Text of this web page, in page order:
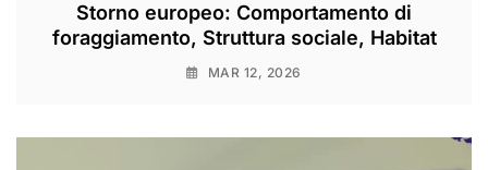
Storno europeo: Comportamento di
foraggiamento, Struttura sociale, Habitat
MAR 12, 2026